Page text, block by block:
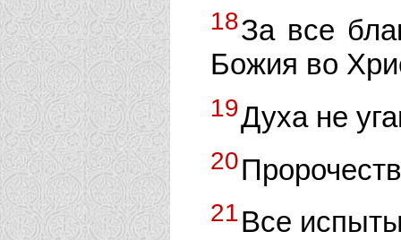
18За все
Божия во
19Духа не
20
21Все